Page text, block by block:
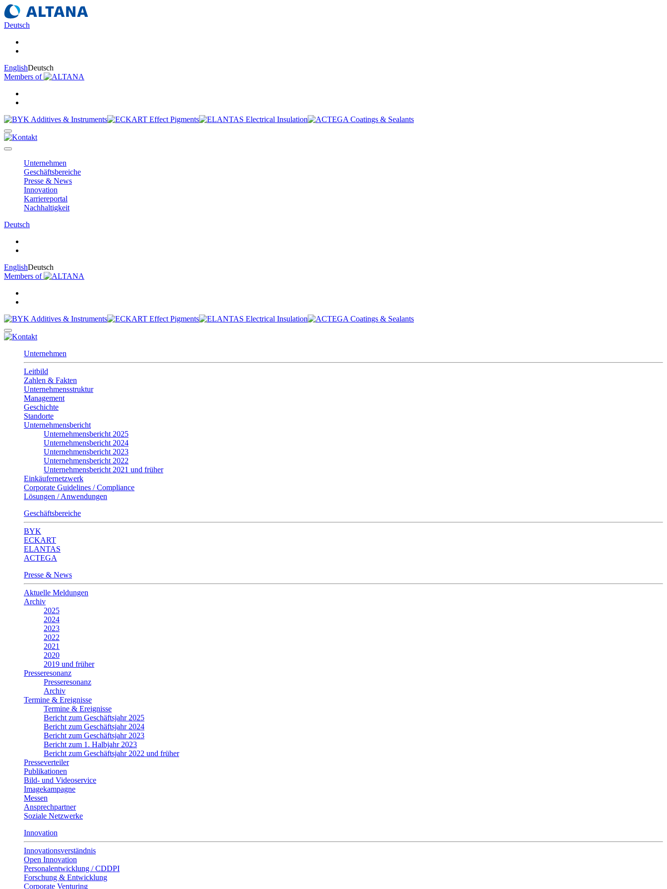
Deutsch
EnglishDeutsch
Members of
Unternehmen
Geschäftsbereiche
Presse & News
Innovation
Karriereportal
Nachhaltigkeit
Deutsch
EnglishDeutsch
Members of
Unternehmen
Leitbild
Zahlen & Fakten
Unternehmensstruktur
Management
Geschichte
Standorte
Unternehmensbericht
Unternehmensbericht 2025
Unternehmensbericht 2024
Unternehmensbericht 2023
Unternehmensbericht 2022
Unternehmensbericht 2021 und früher
Einkäufernetzwerk
Corporate Guidelines / Compliance
Lösungen / Anwendungen
Geschäftsbereiche
BYK
ECKART
ELANTAS
ACTEGA
Presse & News
Aktuelle Meldungen
Archiv
2025
2024
2023
2022
2021
2020
2019 und früher
Presseresonanz
Presseresonanz
Archiv
Termine & Ereignisse
Termine & Ereignisse
Bericht zum Geschäftsjahr 2025
Bericht zum Geschäftsjahr 2024
Bericht zum Geschäftsjahr 2023
Bericht zum 1. Halbjahr 2023
Bericht zum Geschäftsjahr 2022 und früher
Presseverteiler
Publikationen
Bild- und Videoservice
Imagekampagne
Messen
Ansprechpartner
Soziale Netzwerke
Innovation
Innovationsverständnis
Open Innovation
Personalentwicklung / CDDPI
Forschung & Entwicklung
Corporate Venturing